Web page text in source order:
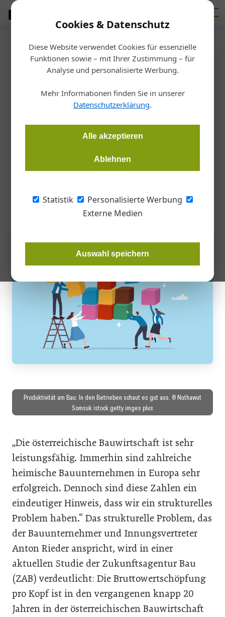
Cookies & Datenschutz
Diese Website verwendet Cookies für essenzielle
Funktionen sowie – mit Ihrer Zustimmung – für
Analyse und personalisierte Werbung.
Mehr Informationen finden Sie in unserer
Datenschutzerklärung.
Alle akzeptieren
Ablehnen
Statistik
Personalisierte Werbung
Externe Medien
Auswahl speichern
Startseite/Bau
Umfrage
Baustelle Produktivität
03.07.2026, 13:43 Uhr
einen deutlichen Rückgang der Produktivität in den
vergangenen Jahrzehnten. In den Betrieben selbst sieht man
Umfrage.
Produktivität am Bau: In den Betrieben schaut es gut aus. © Nuthawut
Somsuk istock getty imges plus
„Die österreichische Bauwirtschaft ist sehr
leistungsfähig. Immerhin sind zahlreiche
heimische Bauunternehmen in Europa sehr
erfolgreich. Dennoch sind diese Zahlen ein
eindeutiger Hinweis, dass wir ein strukturelles
Problem haben.“ Das strukturelle Problem, das
der Bauunternehmer und Innungsvertreter
Anton Rieder anspricht, wird in einer
aktuellen Studie der Zukunftsagentur Bau
(ZAB) verdeutlicht: Die Bruttowertschöpfung
pro Kopf ist in den vergangenen knapp 20
Jahren in der österreichischen Bauwirtschaft